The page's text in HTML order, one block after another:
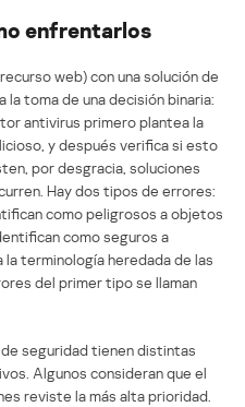
enfrentarlos
web) con una solución de
toma de una decisión binaria:
antivirus primero plantea la
y después verifica si esto
por desgracia, soluciones
Hay dos tipos de errores:
como peligrosos a objetos
como seguros a
terminología heredada de las
del primer tipo se llaman
seguridad tienen distintas
Algunos consideran que el
reviste la más alta prioridad.